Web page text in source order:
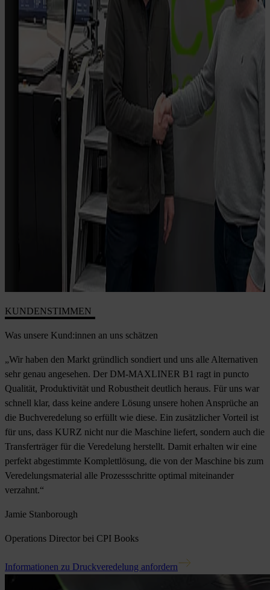
KUNDENSTIMMEN
Was unsere Kund:innen an uns schätzen
„Wir haben den Markt gründlich sondiert und uns alle Alternativen
sehr genau angesehen. Der DM-MAXLINER B1 ragt in puncto
Qualität, Produktivität und Robustheit deutlich heraus. Für uns war
schnell klar, dass keine andere Lösung unsere hohen Ansprüche an
die Buchveredelung so erfüllt wie diese. Ein zusätzlicher Vorteil ist
für uns, dass KURZ nicht nur die Maschine liefert, sondern auch die
Transferträger für die Veredelung herstellt. Damit erhalten wir eine
perfekt abgestimmte Komplettlösung, die von der Maschine bis zum
Veredelungsmaterial alle Prozessschritte optimal miteinander
verzahnt.“
Jamie Stanborough
Operations Director bei CPI Books
Informationen zu Druckveredelung anfordern